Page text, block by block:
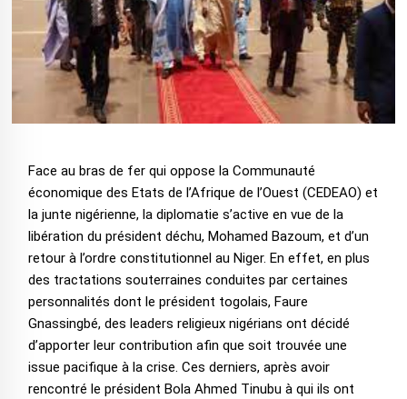
Face au bras de fer qui oppose la Communauté
économique des Etats de l’Afrique de l’Ouest (CEDEAO) et
la junte nigérienne, la diplomatie s’active en vue de la
libération du président déchu, Mohamed Bazoum, et d’un
retour à l’ordre constitutionnel au Niger. En effet, en plus
des tractations souterraines conduites par certaines
personnalités dont le président togolais, Faure
Gnassingbé, des leaders religieux nigérians ont décidé
d’apporter leur contribution afin que soit trouvée une
issue pacifique à la crise. Ces derniers, après avoir
rencontré le président Bola Ahmed Tinubu à qui ils ont